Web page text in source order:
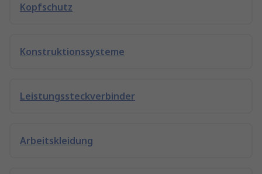
Kopfschutz
Konstruktionssysteme
Leistungssteckverbinder
Arbeitskleidung